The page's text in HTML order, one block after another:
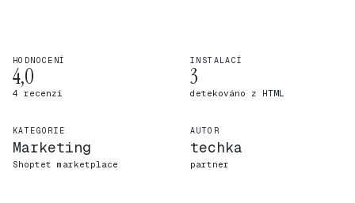
HODNOCENÍ
4,0
4 recenzí
INSTALACÍ
3
detekováno z HTML
KATEGORIE
Marketing
Shoptet marketplace
AUTOR
techka
partner